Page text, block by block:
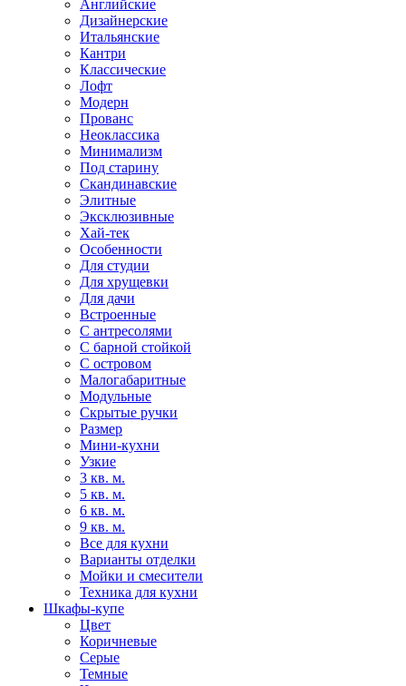
Английские
Дизайнерские
Итальянские
Кантри
Классические
Лофт
Модерн
Прованс
Неоклассика
Минимализм
Под старину
Скандинавские
Элитные
Эксклюзивные
Хай-тек
Особенности
Для студии
Для хрущевки
Для дачи
Встроенные
С антресолями
С барной стойкой
С островом
Малогабаритные
Модульные
Скрытые ручки
Размер
Мини-кухни
Узкие
3 кв. м.
5 кв. м.
6 кв. м.
9 кв. м.
Все для кухни
Варианты отделки
Мойки и смесители
Техника для кухни
Шкафы-купе
Цвет
Коричневые
Серые
Темные